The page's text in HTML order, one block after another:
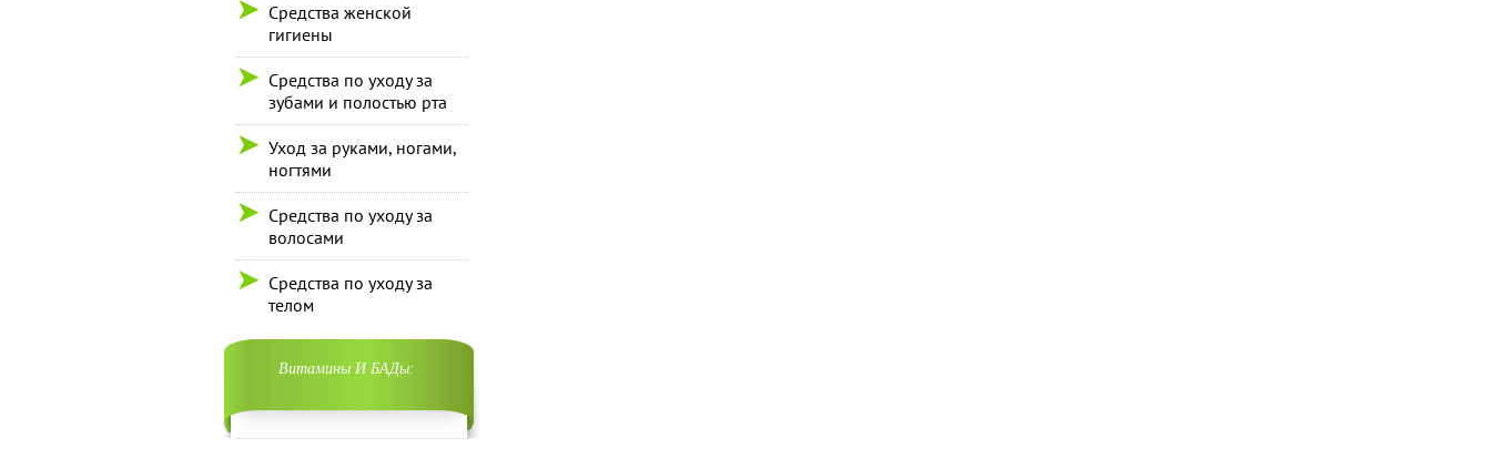
Средства женской
гигиены
Средства по уходу за
зубами и полостью рта
Уход за руками, ногами,
ногтями
Средства по уходу за
волосами
Средства по уходу за
телом
Витамины И БАДы: